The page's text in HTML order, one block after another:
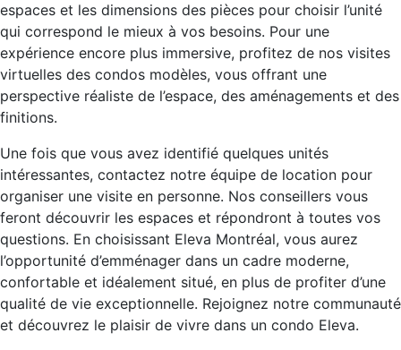
espaces et les dimensions des pièces pour choisir l’unité
qui correspond le mieux à vos besoins. Pour une
expérience encore plus immersive, profitez de nos visites
virtuelles des condos modèles, vous offrant une
perspective réaliste de l’espace, des aménagements et des
finitions.
Une fois que vous avez identifié quelques unités
intéressantes, contactez notre équipe de location pour
organiser une visite en personne. Nos conseillers vous
feront découvrir les espaces et répondront à toutes vos
questions. En choisissant Eleva Montréal, vous aurez
l’opportunité d’emménager dans un cadre moderne,
confortable et idéalement situé, en plus de profiter d’une
qualité de vie exceptionnelle. Rejoignez notre communauté
et découvrez le plaisir de vivre dans un condo Eleva.